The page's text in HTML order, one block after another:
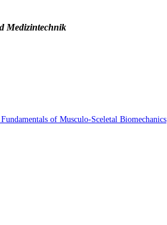
Medizintechnik
of Musculo-Sceletal Biomechanics